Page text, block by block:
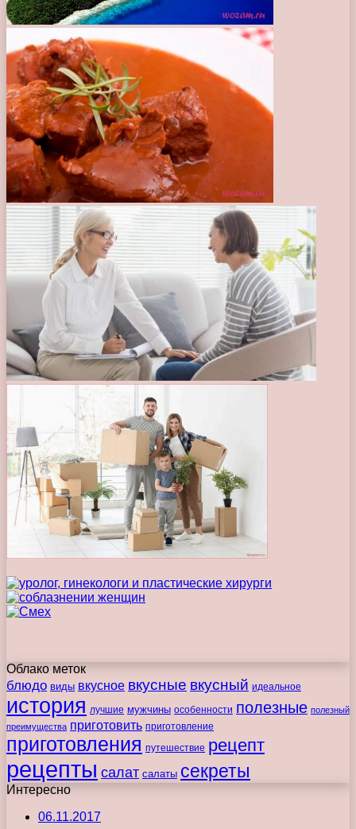
Облако меток
блюдо виды вкусное вкусные вкусный идеальное
история лучшие мужчины особенности полезные полезный
преимущества приготовить приготовление
приготовления путешествие рецепт
рецепты салат салаты секреты
Интересно
06.11.2017